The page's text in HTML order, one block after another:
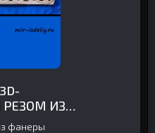
ИЗ
фанеры